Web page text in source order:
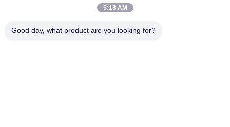
लोकप्रिय श्रेणियां
5:18 AM
Good day, what product are you looking for?